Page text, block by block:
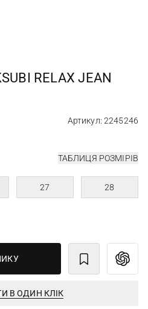
RELAX JEAN
Артикул: 2245246
ТАБЛИЦЯ РОЗМІРІВ
27 28
В ОДИН КЛІК